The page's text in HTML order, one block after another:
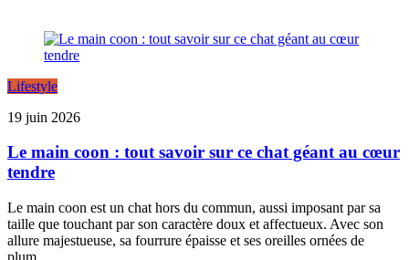
Lifestyle
19 juin 2026
Le main coon : tout savoir sur ce chat géant au cœur
tendre
Le main coon est un chat hors du commun, aussi imposant par sa
taille que touchant par son caractère doux et affectueux. Avec son
allure majestueuse, sa fourrure épaisse et ses oreilles ornées de
plum...